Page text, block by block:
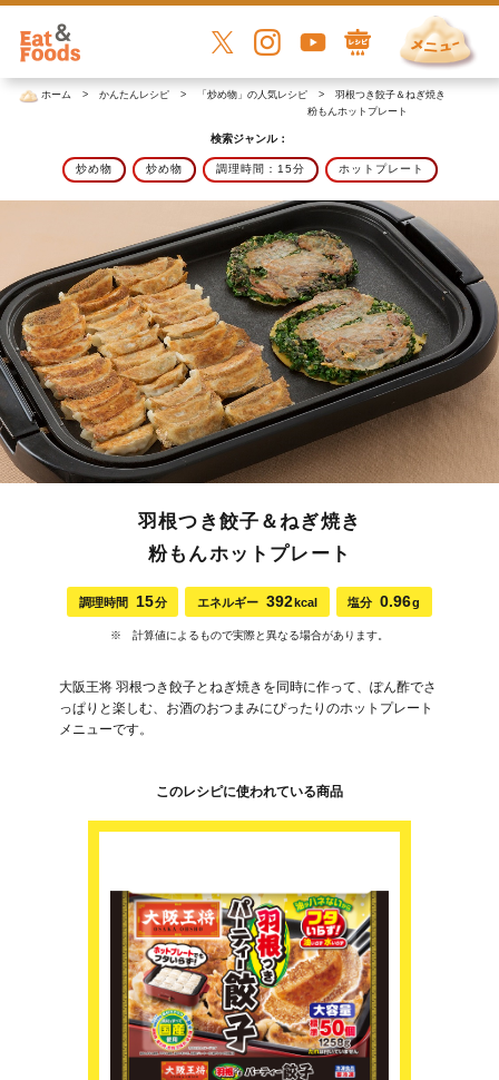
ホーム かんたんレシピ 「炒め物」の人気レシピ
羽根つき餃子＆ねぎ焼き
粉もんホットプレート
検索ジャンル：
炒め物 炒め物 調理時間：15分 ホットプレート
羽根つき餃子＆ねぎ焼き
粉もんホットプレート
調理時間 15分 エネルギー 392 kcal 塩分 0.96g
※ 計算値によるもので実際と異なる場合があります。
大阪王将 羽根つき餃子とねぎ焼きを同時に作って、ぽん酢でさ
っぱりと楽しむ、お酒のおつまみにぴったりのホットプレート
メニューです。
このレシピに使われている商品